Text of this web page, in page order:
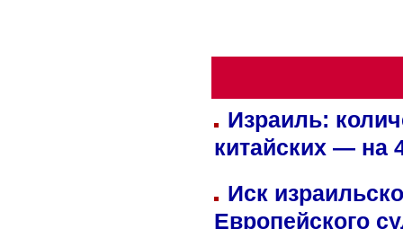
Израиль:
китайских — на
Иск